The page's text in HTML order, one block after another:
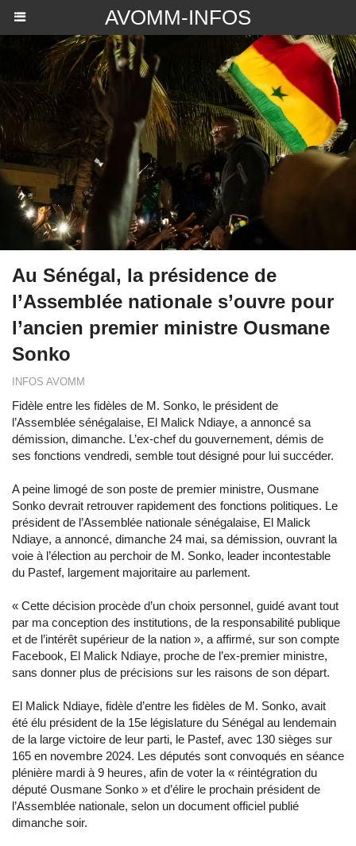
AVOMM-INFOS
Au Sénégal, la présidence de
l’Assemblée nationale s’ouvre pour
l’ancien premier ministre Ousmane
Sonko
INFOS AVOMM
Fidèle entre les fidèles de M. Sonko, le président de
l’Assemblée sénégalaise, El Malick Ndiaye, a annoncé sa
démission, dimanche. L’ex-chef du gouvernement, démis de
ses fonctions vendredi, semble tout désigné pour lui succéder.
A peine limogé de son poste de premier ministre, Ousmane
Sonko devrait retrouver rapidement des fonctions politiques. Le
président de l’Assemblée nationale sénégalaise, El Malick
Ndiaye, a annoncé, dimanche 24 mai, sa démission, ouvrant la
voie à l’élection au perchoir de M. Sonko, leader incontestable
du Pastef, largement majoritaire au parlement.
« Cette décision procède d’un choix personnel, guidé avant tout
par ma conception des institutions, de la responsabilité publique
et de l’intérêt supérieur de la nation », a affirmé, sur son compte
Facebook, El Malick Ndiaye, proche de l’ex-premier ministre,
sans donner plus de précisions sur les raisons de son départ.
El Malick Ndiaye, fidèle d’entre les fidèles de M. Sonko, avait
été élu président de la 15e législature du Sénégal au lendemain
de la large victoire de leur parti, le Pastef, avec 130 sièges sur
165 en novembre 2024. Les députés sont convoqués en séance
plénière mardi à 9 heures, afin de voter la « réintégration du
député Ousmane Sonko » et d’élire le prochain président de
l’Assemblée nationale, selon un document officiel publié
dimanche soir.